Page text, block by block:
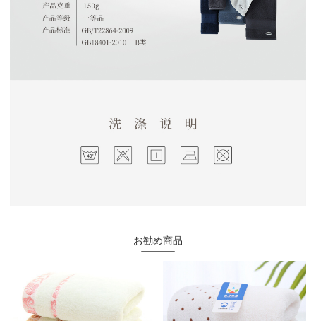
お勧め商品